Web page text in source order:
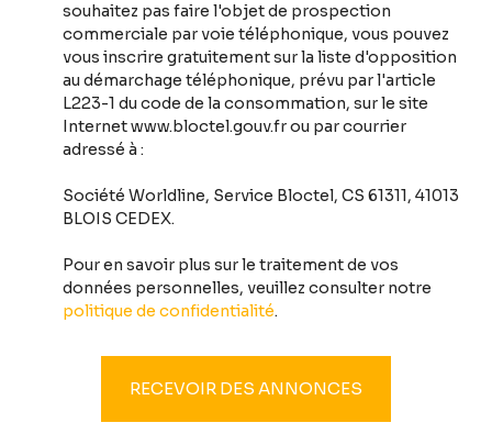
souhaitez pas faire l'objet de prospection
commerciale par voie téléphonique, vous pouvez
vous inscrire gratuitement sur la liste d'opposition
au démarchage téléphonique, prévu par l'article
L223-1 du code de la consommation, sur le site
Internet www.bloctel.gouv.fr ou par courrier
adressé à :
Société Worldline, Service Bloctel, CS 61311, 41013
BLOIS CEDEX.
Pour en savoir plus sur le traitement de vos
données personnelles, veuillez consulter notre
politique de confidentialité.
RECEVOIR DES ANNONCES